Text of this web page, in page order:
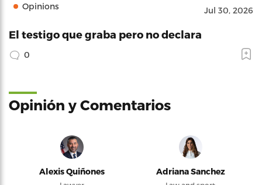
Opinions Jul 30, 2026
El testigo que graba pero no declara
0
Opinión y Comentarios
Alexis Quiñones Adriana Sanchez